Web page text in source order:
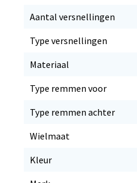
Aantal versnellingen
Type versnellingen
Materiaal
Type remmen voor
Type remmen achter
Wielmaat
Kleur